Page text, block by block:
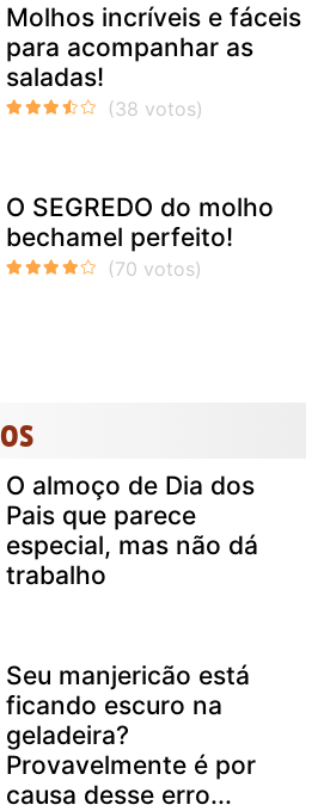
Molhos incríveis e fáceis
para acompanhar as
saladas!
O SEGREDO do molho
bechamel perfeito!
O almoço de Dia dos
Pais que parece
especial, mas não dá
trabalho
Seu manjericão está
ficando escuro na
geladeira?
Provavelmente é por
causa desse erro...